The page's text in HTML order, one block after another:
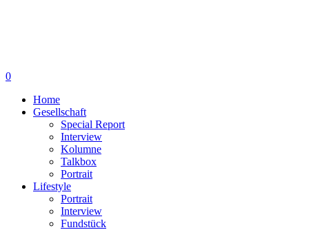
0
Home
Gesellschaft
Special Report
Interview
Kolumne
Talkbox
Portrait
Lifestyle
Portrait
Interview
Fundstück